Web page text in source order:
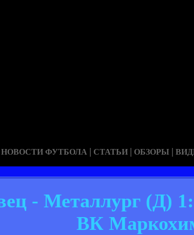
НОВОСТИ ФУТБОЛА | СТАТЬИ | ОБЗОРЫ |
- Металлург (Д)
ВК